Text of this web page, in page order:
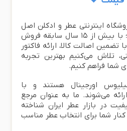
اینترنتی عطر و ادکلن اصل
و برند در ایران است؛ با بیش از ۱۵ سال سابقه فروش
اصالت کالا، ارائه فاکتور
تلاش می‌کنیم بهترین تجربه
شما فراهم کنیم.
اورجینال هستند و با
می‌شوند. ما به عنوان مرجع
در بازار عطر ایران شناخته
شما برای انتخاب عطر مناسب